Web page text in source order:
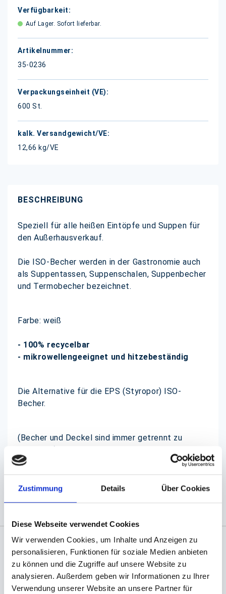
Zustimmung Details Über Cookies
Diese Webseite verwendet Cookies
Wir verwenden Cookies, um Inhalte und Anzeigen zu
personalisieren, Funktionen für soziale Medien anbieten
zu können und die Zugriffe auf unsere Website zu
analysieren. Außerdem geben wir Informationen zu Ihrer
Verwendung unserer Website an unsere Partner für
Auf Lager. Sofort lieferbar.
35-0236
600 St.
12,66 kg/VE
BESCHREIBUNG
Speziell für alle heißen Eintöpfe und Suppen für
den Außerhausverkauf.
Die ISO-Becher werden in der Gastronomie auch
als Suppentassen, Suppenschalen, Suppenbecher
und Termobecher bezeichnet.
Farbe: weiß
- 100% recycelbar
- mikrowellengeeignet und hitzebeständig
Die Alternative für die EPS (Styropor) ISO-
Becher.
(Becher und Deckel sind immer getrennt zu
bestellen)
(Abb. evtl. ähnlich, ggf. ohne Dekoration)
Angaben zur Informationspflichten der GPSR
Produktsicherheitsverordnung:packpack.de GmbH, Am
Bullhamm 24-26, D-26441 Jever, info@packpack.de